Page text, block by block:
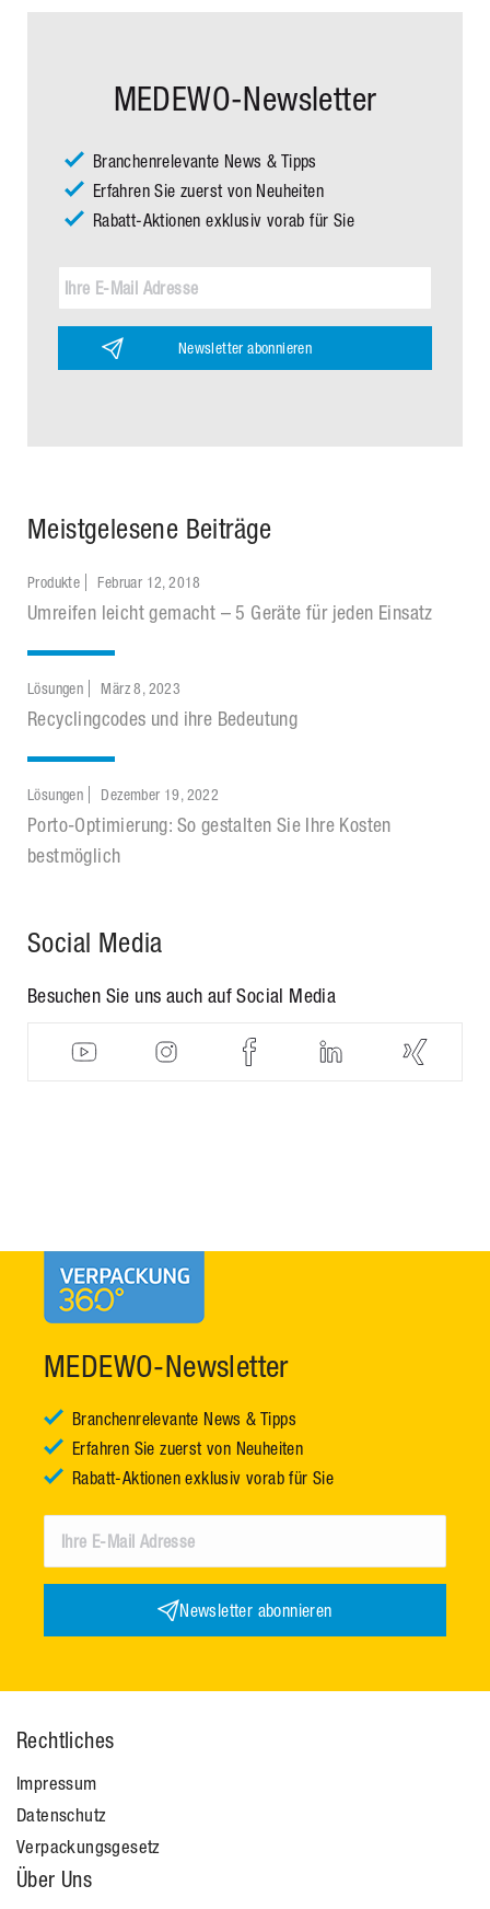
MEDEWO-Newsletter
Branchenrelevante News & Tipps
Erfahren Sie zuerst von Neuheiten
Rabatt-Aktionen exklusiv vorab für Sie
Newsletter abonnieren
Meistgelesene Beiträge
Produkte Februar 12, 2018
Umreifen leicht gemacht – 5 Geräte für jeden Einsatz
Lösungen März 8, 2023
Recyclingcodes und ihre Bedeutung
Lösungen Dezember 19, 2022
Porto-Optimierung: So gestalten Sie Ihre Kosten
bestmöglich
Social Media
Besuchen Sie uns auch auf Social Media
MEDEWO-Newsletter
Branchenrelevante News & Tipps
Erfahren Sie zuerst von Neuheiten
Rabatt-Aktionen exklusiv vorab für Sie
Newsletter abonnieren
Rechtliches
Impressum
Datenschutz
Verpackungsgesetz
Über Uns